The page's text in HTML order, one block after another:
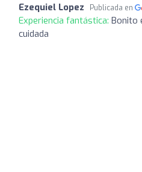
Ezequiel Lopez Publicada en
Experiencia fantástica: Bonito
cuidada